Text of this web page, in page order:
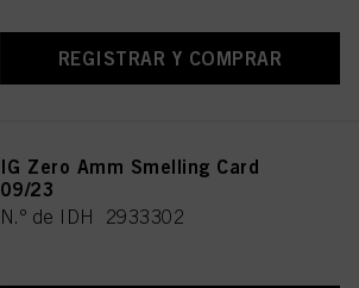
REGISTRAR Y COMPRAR
IG Zero Amm Smelling Card
09/23
N.º de IDH 2933302